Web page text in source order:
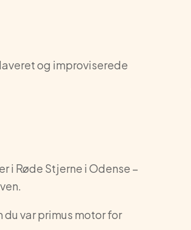
og improviserede
i Røde Stjerne i Odense –
du var primus motor for